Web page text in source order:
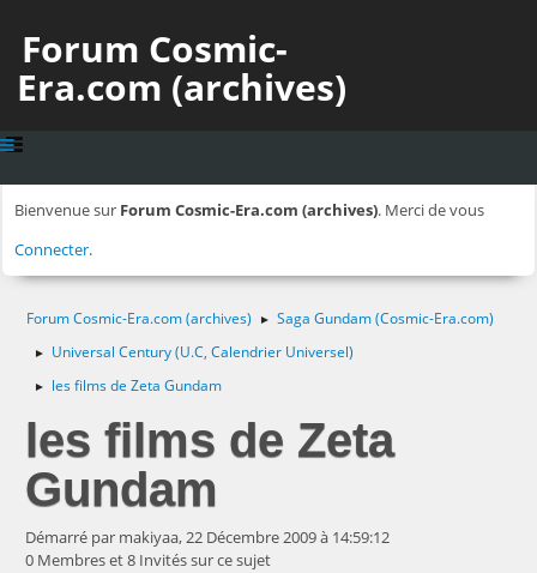
Forum Cosmic-
Era.com (archives)
Bienvenue sur Forum Cosmic-Era.com (archives). Merci de vous
Connecter.
Forum Cosmic-Era.com (archives) ► Saga Gundam (Cosmic-Era.com)
► Universal Century (U.C, Calendrier Universel)
► les films de Zeta Gundam
les films de Zeta
Gundam
Démarré par makiyaa, 22 Décembre 2009 à 14:59:12
0 Membres et 8 Invités sur ce sujet